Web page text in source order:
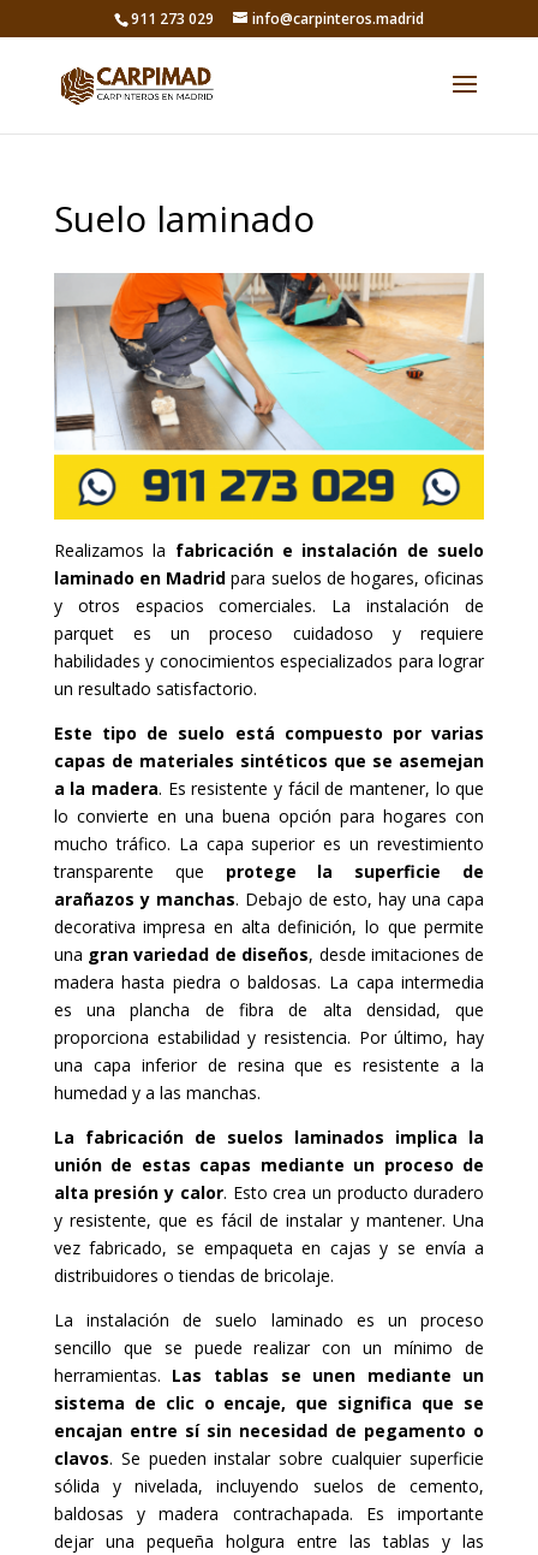
911 273 029 info@carpinteros.madrid
Suelo laminado
Realizamos la fabricación e instalación de suelo
laminado en Madrid para suelos de hogares, oficinas
y otros espacios comerciales. La instalación de
parquet es un proceso cuidadoso y requiere
habilidades y conocimientos especializados para lograr
un resultado satisfactorio.
Este tipo de suelo está compuesto por varias
capas de materiales sintéticos que se asemejan
a la madera. Es resistente y fácil de mantener, lo que
lo convierte en una buena opción para hogares con
mucho tráfico. La capa superior es un revestimiento
transparente que protege la superficie de
arañazos y manchas. Debajo de esto, hay una capa
decorativa impresa en alta definición, lo que permite
una gran variedad de diseños, desde imitaciones de
madera hasta piedra o baldosas. La capa intermedia
es una plancha de fibra de alta densidad, que
proporciona estabilidad y resistencia. Por último, hay
una capa inferior de resina que es resistente a la
humedad y a las manchas.
La fabricación de suelos laminados implica la
unión de estas capas mediante un proceso de
alta presión y calor. Esto crea un producto duradero
y resistente, que es fácil de instalar y mantener. Una
vez fabricado, se empaqueta en cajas y se envía a
distribuidores o tiendas de bricolaje.
La instalación de suelo laminado es un proceso
sencillo que se puede realizar con un mínimo de
herramientas. Las tablas se unen mediante un
sistema de clic o encaje, que significa que se
encajan entre sí sin necesidad de pegamento o
clavos. Se pueden instalar sobre cualquier superficie
sólida y nivelada, incluyendo suelos de cemento,
baldosas y madera contrachapada. Es importante
dejar una pequeña holgura entre las tablas y las